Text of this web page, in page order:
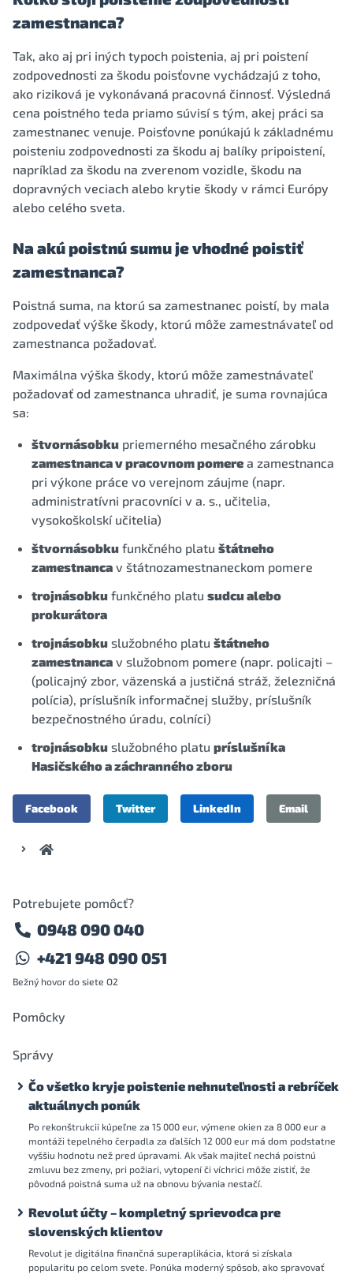
zamestnanca?
Tak, ako aj pri iných typoch poistenia, aj pri poistení
zodpovednosti za škodu poisťovne vychádzajú z toho,
ako riziková je vykonávaná pracovná činnosť. Výsledná
cena poistného teda priamo súvisí s tým, akej práci sa
zamestnanec venuje. Poisťovne ponúkajú k základnému
poisteniu zodpovednosti za škodu aj balíky pripoistení,
napríklad za škodu na zverenom vozidle, škodu na
dopravných veciach alebo krytie škody v rámci Európy
alebo celého sveta.
Na akú poistnú sumu je vhodné poistiť
zamestnanca?
Poistná suma, na ktorú sa zamestnanec poistí, by mala
zodpovedať výške škody, ktorú môže zamestnávateľ od
zamestnanca požadovať.
Maximálna výška škody, ktorú môže zamestnávateľ
požadovať od zamestnanca uhradiť, je suma rovnajúca
sa:
štvornásobku priemerného mesačného zárobku
zamestnanca v pracovnom pomere a zamestnanca
pri výkone práce vo verejnom záujme (napr.
administratívni pracovníci v a. s., učitelia,
vysokoškolskí učitelia)
štvornásobku funkčného platu štátneho
zamestnanca v štátnozamestnaneckom pomere
trojnásobku funkčného platu sudcu alebo
prokurátora
trojnásobku služobného platu štátneho
zamestnanca v služobnom pomere (napr. policajti –
(policajný zbor, väzenská a justičná stráž, železničná
polícia), príslušník informačnej služby, príslušník
bezpečnostného úradu, colníci)
trojnásobku služobného platu príslušníka
Hasičského a záchranného zboru
Facebook Twitter LinkedIn Email
Potrebujete pomôcť?
0948 090 040
+421 948 090 051
Bežný hovor do siete O2
Pomôcky
Správy
Čo všetko kryje poistenie nehnuteľnosti a rebríček
aktuálnych ponúk
Po rekonštrukcii kúpeľne za 15 000 eur, výmene okien za 8 000 eur a
montáži tepelného čerpadla za ďalších 12 000 eur má dom podstatne
vyššiu hodnotu než pred úpravami. Ak však majiteľ nechá poistnú
zmluvu bez zmeny, pri požiari, vytopení či víchrici môže zistiť, že
pôvodná poistná suma už na obnovu bývania nestačí.
Revolut účty – kompletný sprievodca pre
slovenských klientov
Revolut je digitálna finančná superaplikácia, ktorá si získala
popularitu po celom svete. Ponúka moderný spôsob, ako spravovať